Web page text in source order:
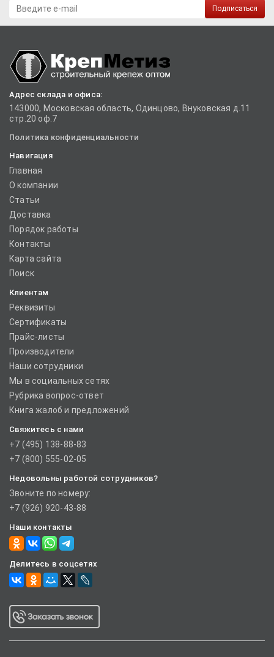
Подписаться
Адрес склада и офиса:
143000, Московская область, Одинцово, Внуковская д.11
стр.20 оф.7
Политика конфиденциальности
Навигация
Главная
О компании
Статьи
Доставка
Порядок работы
Контакты
Карта сайта
Поиск
Клиентам
Реквизиты
Сертификаты
Прайс-листы
Производители
Наши сотрудники
Мы в социальных сетях
Рубрика вопрос-ответ
Книга жалоб и предложений
Свяжитесь с нами
+7 (495) 138-88-83
+7 (800) 555-02-05
Недовольны работой сотрудников?
Звоните по номеру:
+7 (926) 920-43-88
Наши контакты
Делитесь в соцсетях